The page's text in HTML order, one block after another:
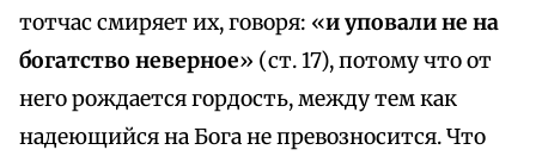
тотчас смиряет их, говоря: «и уповали не на
богатство неверное» (ст. 17), потому что от
него рождается гордость, между тем как
надеющийся на Бога не превозносится. Что